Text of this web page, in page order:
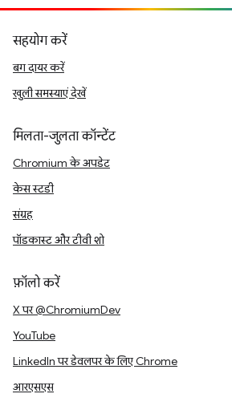
सहयोग करें
बग दायर करें
खुली समस्याएं देखें
मिलता-जुलता कॉन्टेंट
Chromium के अपडेट
केस स्टडी
संग्रह
पॉडकास्ट और टीवी शो
फ़ॉलो करें
X पर @ChromiumDev
YouTube
LinkedIn पर डेवलपर के लिए Chrome
आरएसएस